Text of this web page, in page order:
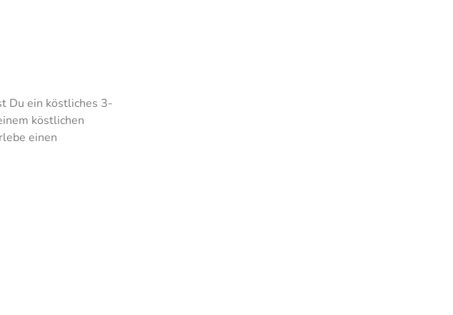
Du ein köstliches 3-
köstlichen
einen